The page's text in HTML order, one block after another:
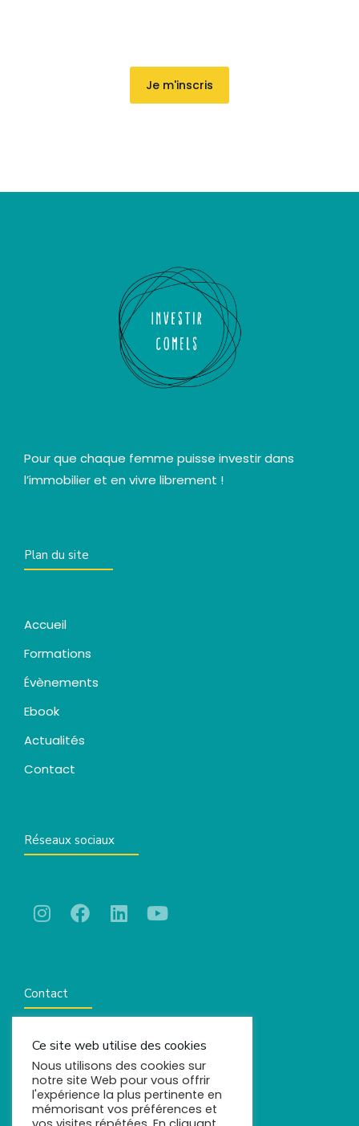
Je m'inscris
Pour que chaque femme puisse investir dans
l’immobilier et en vivre librement !
Plan du site
Accueil
Formations
Évènements
Ebook
Actualités
Contact
Réseaux sociaux
Contact
contact@comels.fr
Ce site web utilise des cookies
Nous utilisons des cookies sur
notre site Web pour vous offrir
l'expérience la plus pertinente en
mémorisant vos préférences et